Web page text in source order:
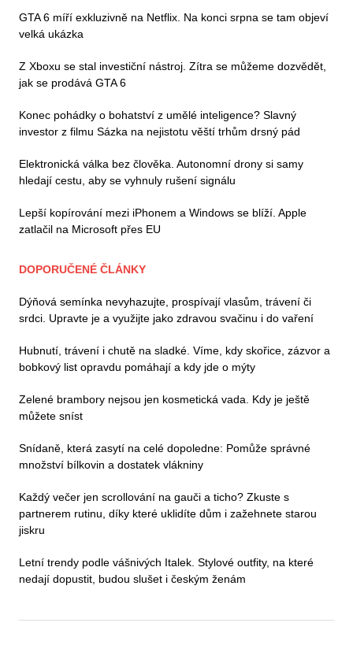
GTA 6 míří exkluzivně na Netflix. Na konci srpna se tam objeví
velká ukázka
Z Xboxu se stal investiční nástroj. Zítra se můžeme dozvědět,
jak se prodává GTA 6
Konec pohádky o bohatství z umělé inteligence? Slavný
investor z filmu Sázka na nejistotu věští trhům drsný pád
Elektronická válka bez člověka. Autonomní drony si samy
hledají cestu, aby se vyhnuly rušení signálu
Lepší kopírování mezi iPhonem a Windows se blíží. Apple
zatlačil na Microsoft přes EU
DOPORUČENÉ ČLÁNKY
Dýňová semínka nevyhazujte, prospívají vlasům, trávení či
srdci. Upravte je a využijte jako zdravou svačinu i do vaření
Hubnutí, trávení i chutě na sladké. Víme, kdy skořice, zázvor a
bobkový list opravdu pomáhají a kdy jde o mýty
Zelené brambory nejsou jen kosmetická vada. Kdy je ještě
můžete sníst
Snídaně, která zasytí na celé dopoledne: Pomůže správné
množství bílkovin a dostatek vlákniny
Každý večer jen scrollování na gauči a ticho? Zkuste s
partnerem rutinu, díky které uklidíte dům i zažehnete starou
jiskru
Letní trendy podle vášnivých Italek. Stylové outfity, na které
nedají dopustit, budou slušet i českým ženám